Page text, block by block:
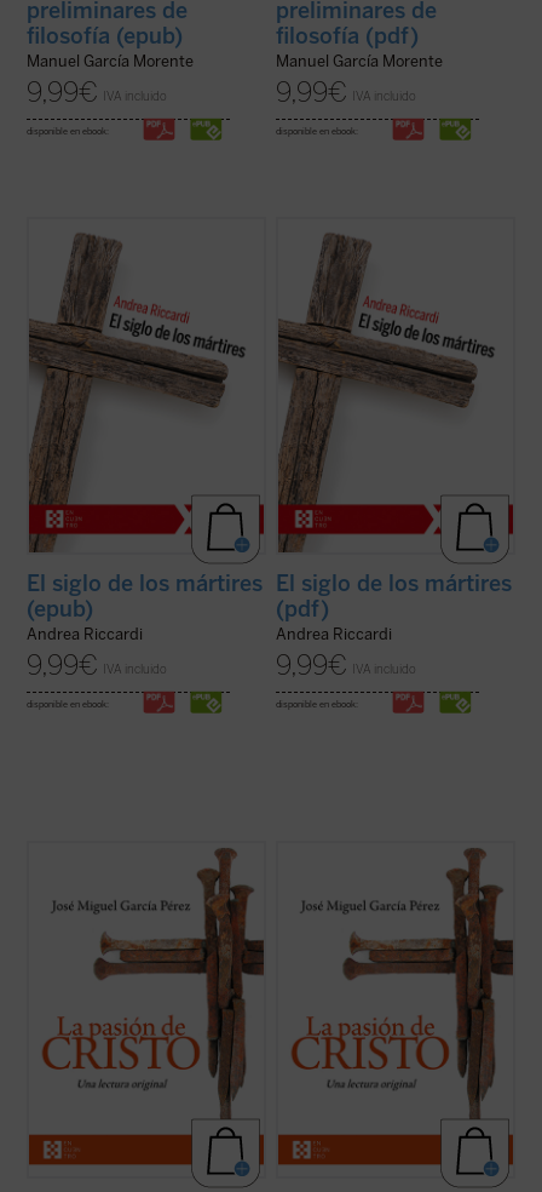
preliminares de
filosofía (epub)
Manuel García Morente
9,99€ IVA incluido
disponible en ebook:
preliminares de
filosofía (pdf)
Manuel García Morente
9,99€ IVA incluido
disponible en ebook:
El siglo XX produjo las declaraciones de los
derechos humanos, pero también
centenares de millones de víctimas
masacradas en genocidios, guerras civiles
y mundiales, deportaciones, aniquilaciones
de etnias, clases y grupos religiosos o ...
(ver ficha)
El siglo de los mártires
(epub)
Andrea Riccardi
9,99€ IVA incluido
disponible en ebook:
El siglo XX produjo las declaraciones de los
derechos humanos, pero también
centenares de millones de víctimas
masacradas en genocidios, guerras civiles
y mundiales, deportaciones, aniquilaciones
de etnias, clases y grupos religiosos o ...
(ver ficha)
El siglo de los mártires
(pdf)
Andrea Riccardi
9,99€ IVA incluido
disponible en ebook:
pasión de Cristo que aparecen en los
llamativas diferencias, incluso
pasajes narrados en ellos. El autor de este
(ver ficha)
pasión de Cristo que aparecen en los
llamativas diferencias, incluso
pasajes narrados en ellos. El autor de este
(ver ficha)